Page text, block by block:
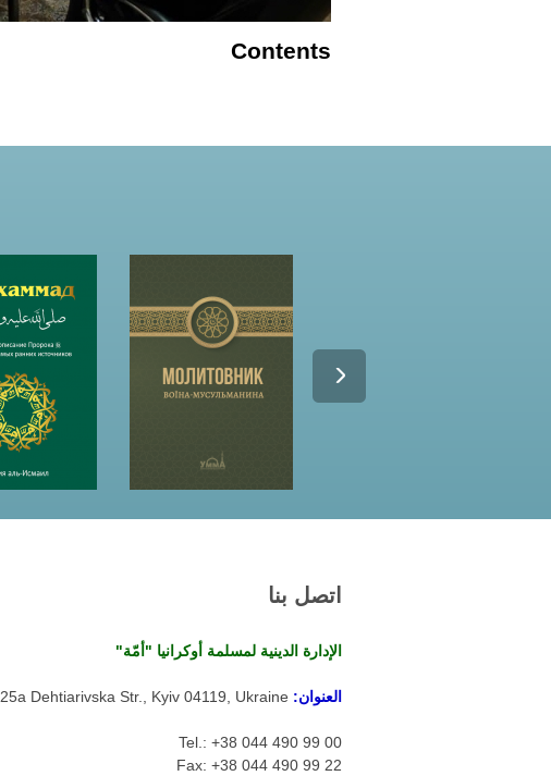
Contents
اتصل بنا
الإدارة الدينية لمسلمة أوكرانيا "أمّة"
العنوان: 25a Dehtiarivska Str., Kyiv 04119, Ukraine
Tel.: +38 044 490 99 00
Fax: +38 044 490 99 22